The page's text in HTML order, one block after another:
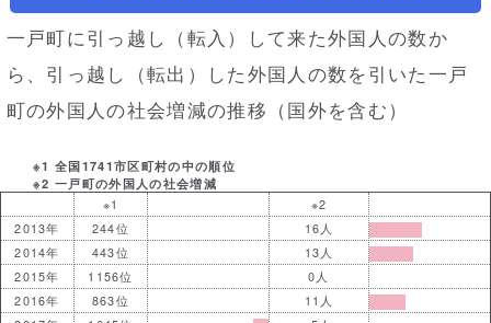
一戸町に引っ越し（転入）して来た外国人の数か
ら、引っ越し（転出）した外国人の数を引いた一戸
町の外国人の社会増減の推移（国外を含む）
※1 全国1741市区町村の中の順位
※2 一戸町の外国人の社会増減
※1
※2
2013年
244位
16人
2014年
443位
13人
2015年
1156位
0人
2016年
863位
11人